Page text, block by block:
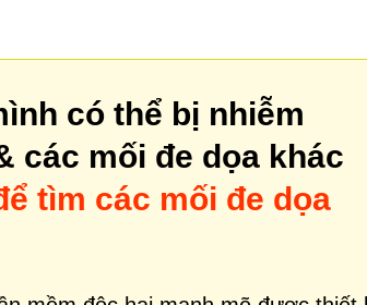
có thể bị nhiễm
các mối đe dọa khác
tìm các mối đe dọa